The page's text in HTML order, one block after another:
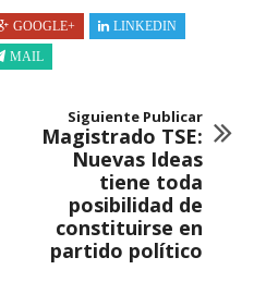
GOOGLE+
LINKEDIN
MAIL
Siguiente Publicar
Magistrado TSE:
Nuevas Ideas
tiene toda
posibilidad de
constituirse en
partido político